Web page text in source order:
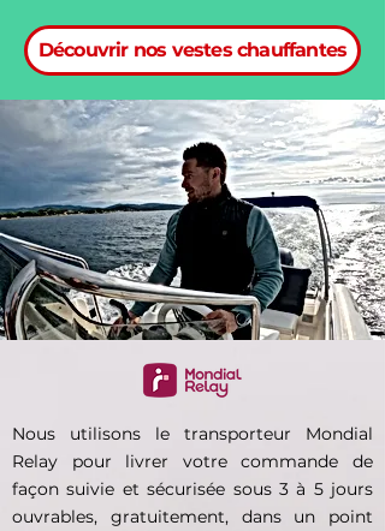
Découvrir nos vestes chauffantes
Nous utilisons le transporteur Mondial
Relay pour livrer votre commande de
façon suivie et sécurisée sous 3 à 5 jours
ouvrables, gratuitement, dans un point